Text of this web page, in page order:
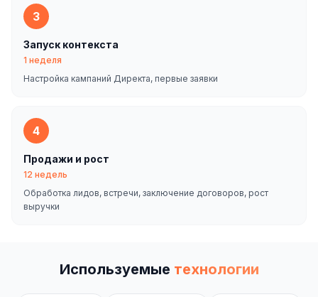
3
Запуск контекста
1 неделя
Настройка кампаний Директа, первые заявки
4
Продажи и рост
12 недель
Обработка лидов, встречи, заключение договоров, рост
выручки
Используемые технологии